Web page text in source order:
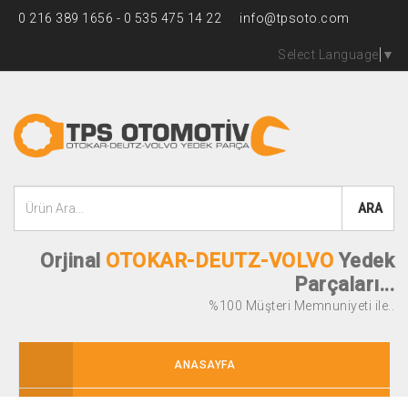
0 216 389 1656 - 0 535 475 14 22 info@tpsoto.com
Select Language ▼
ARA
Orjinal OTOKAR-DEUTZ-VOLVOYedek
Parçaları...
%100 Müşteri Memnuniyeti ile..
ANASAYFA